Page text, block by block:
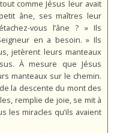
comme Jésus leur avait
âne, ses maîtres leur
vous l’âne ? » Ils
en a besoin. » Ils
jetèrent leurs manteaux
À mesure que Jésus
manteaux sur le chemin.
la descente du mont des
remplie de joie, se mit à
les miracles qu’ils avaient